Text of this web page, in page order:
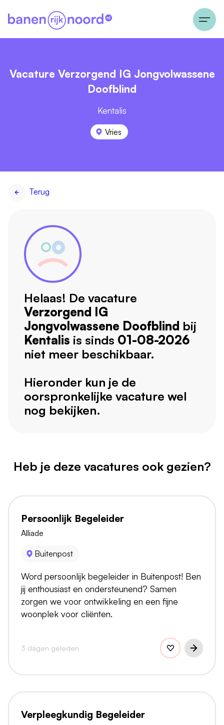
Vacature Verzorgend IG Jongvolwassene
Doofblind
Kentalis
Vries
Terug
Helaas! De vacature
Verzorgend IG
Jongvolwassene Doofblind bij
Kentalis is sinds 01-08-2026
niet meer beschikbaar.
Hieronder kun je de
oorspronkelijke vacature wel
nog bekijken.
Heb je deze vacatures ook gezien?
Persoonlijk Begeleider
Alliade
Buitenpost
Word persoonlijk begeleider in Buitenpost! Ben
jij enthousiast en ondersteunend? Samen
zorgen we voor ontwikkeling en een fijne
woonplek voor cliënten.
3 dagen geleden
Verpleegkundig Begeleider